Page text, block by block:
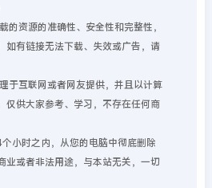
的资源的准确性、安全性和完整性，
如有链接无法下载、失效或广告，请
于互联网或者网友提供，并且以计算
仅供大家参考、学习，不存在任何商
小时之内，从您的电脑中彻底删除
业或者非法用途，与本站无关，一切